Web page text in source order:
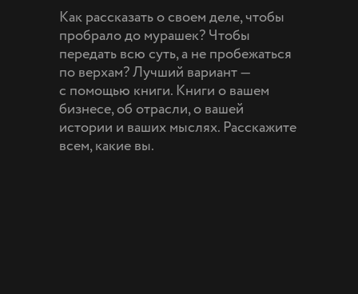
Как рассказать о своем деле, чтобы
пробрало до мурашек? Чтобы
передать всю суть, а не пробежаться
по верхам? Лучший вариант —
с помощью книги. Книги о вашем
бизнесе, об отрасли, о вашей
истории и ваших мыслях. Расскажите
всем, какие вы.